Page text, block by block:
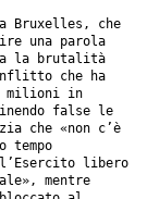
Bruxelles, che
una parola
la brutalità
che ha
milioni in
false le
che «non c’è
tempo
libero
mentre